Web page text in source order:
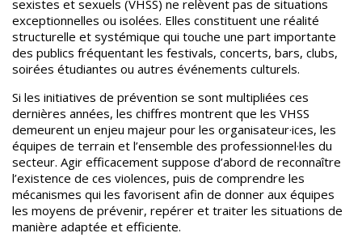
sexistes et sexuels (VHSS) ne relèvent pas de situations
exceptionnelles ou isolées. Elles constituent une réalité
structurelle et systémique qui touche une part importante
des publics fréquentant les festivals, concerts, bars, clubs,
soirées étudiantes ou autres événements culturels.
Si les initiatives de prévention se sont multipliées ces
dernières années, les chiffres montrent que les VHSS
demeurent un enjeu majeur pour les organisateur·ices, les
équipes de terrain et l’ensemble des professionnel·les du
secteur. Agir efficacement suppose d’abord de reconnaître
l’existence de ces violences, puis de comprendre les
mécanismes qui les favorisent afin de donner aux équipes
les moyens de prévenir, repérer et traiter les situations de
manière adaptée et efficiente.